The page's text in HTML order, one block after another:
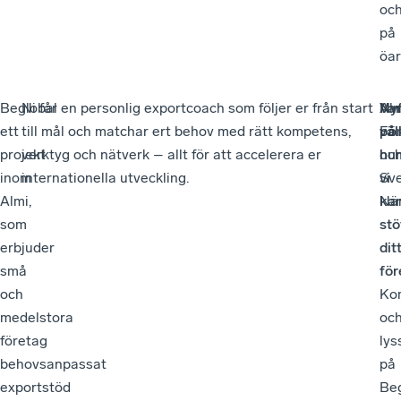
på
Beglobal
ett
projekt
inom
Almi,
som
erbjuder
små
och
medelstora
företag
behovsanpassat
exportstöd
Ni får en personlig exportcoach som följer er från start
till mål och matchar ert behov med rätt kompetens,
verktyg och nätverk – allt för att accelerera er
internationella utveckling.
på
hur
vi
ditt
på